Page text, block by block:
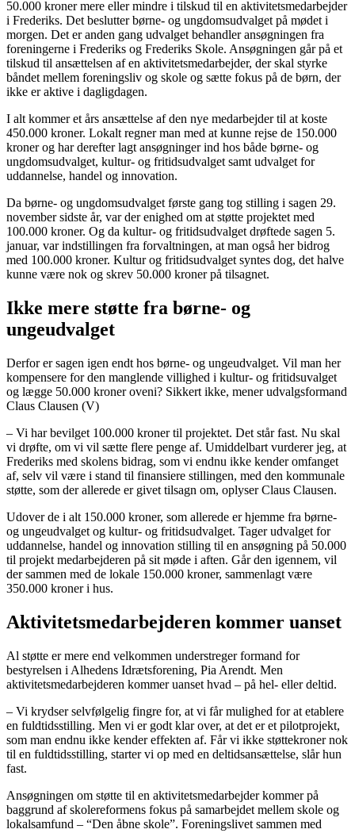
50.000 kroner mere eller mindre i tilskud til en aktivitetsmedarbejder
i Frederiks. Det beslutter børne- og ungdomsudvalget på mødet i
morgen. Det er anden gang udvalget behandler ansøgningen fra
foreningerne i Frederiks og Frederiks Skole. Ansøgningen går på et
tilskud til ansættelsen af en aktivitetsmedarbejder, der skal styrke
båndet mellem foreningsliv og skole og sætte fokus på de børn, der
ikke er aktive i dagligdagen.
I alt kommer et års ansættelse af den nye medarbejder til at koste
450.000 kroner. Lokalt regner man med at kunne rejse de 150.000
kroner og har derefter lagt ansøgninger ind hos både børne- og
ungdomsudvalget, kultur- og fritidsudvalget samt udvalget for
uddannelse, handel og innovation.
Da børne- og ungdomsudvalget første gang tog stilling i sagen 29.
november sidste år, var der enighed om at støtte projektet med
100.000 kroner. Og da kultur- og fritidsudvalget drøftede sagen 5.
januar, var indstillingen fra forvaltningen, at man også her bidrog
med 100.000 kroner. Kultur og fritidsudvalget syntes dog, det halve
kunne være nok og skrev 50.000 kroner på tilsagnet.
Ikke mere støtte fra børne- og
ungeudvalget
Derfor er sagen igen endt hos børne- og ungeudvalget. Vil man her
kompensere for den manglende villighed i kultur- og fritidsuvalget
og lægge 50.000 kroner oveni? Sikkert ikke, mener udvalgsformand
Claus Clausen (V)
– Vi har bevilget 100.000 kroner til projektet. Det står fast. Nu skal
vi drøfte, om vi vil sætte flere penge af. Umiddelbart vurderer jeg, at
Frederiks med skolens bidrag, som vi endnu ikke kender omfanget
af, selv vil være i stand til finansiere stillingen, med den kommunale
støtte, som der allerede er givet tilsagn om, oplyser Claus Clausen.
Udover de i alt 150.000 kroner, som allerede er hjemme fra børne-
og ungeudvalget og kultur- og fritidsudvalget. Tager udvalget for
uddannelse, handel og innovation stilling til en ansøgning på 50.000
til projekt medarbejderen på sit møde i aften. Går den igennem, vil
der sammen med de lokale 150.000 kroner, sammenlagt være
350.000 kroner i hus.
Aktivitetsmedarbejderen kommer uanset
Al støtte er mere end velkommen understreger formand for
bestyrelsen i Alhedens Idrætsforening, Pia Arendt. Men
aktivitetsmedarbejderen kommer uanset hvad – på hel- eller deltid.
– Vi krydser selvfølgelig fingre for, at vi får mulighed for at etablere
en fuldtidsstilling. Men vi er godt klar over, at det er et pilotprojekt,
som man endnu ikke kender effekten af. Får vi ikke støttekroner nok
til en fuldtidsstilling, starter vi op med en deltidsansættelse, slår hun
fast.
Ansøgningen om støtte til en aktivitetsmedarbejder kommer på
baggrund af skolereformens fokus på samarbejdet mellem skole og
lokalsamfund – “Den åbne skole”. Foreningslivet sammen med